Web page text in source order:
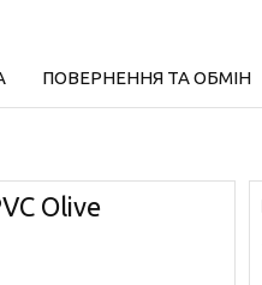
ПОВЕРНЕННЯ ТА ОБМІН
Olive